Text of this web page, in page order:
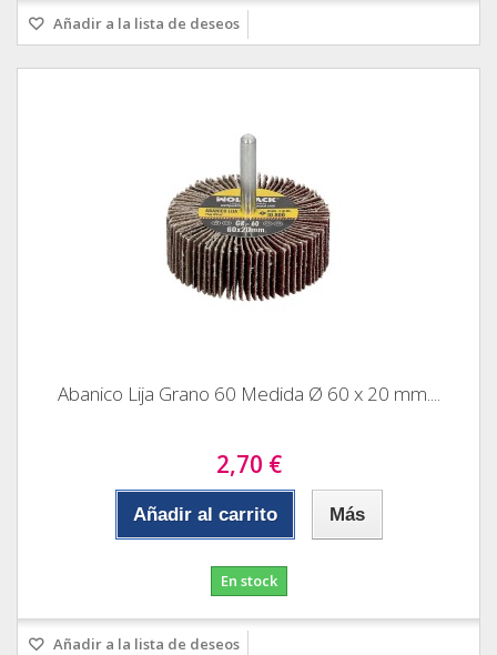
Añadir a la lista de deseos
Abanico Lija Grano 60 Medida Ø 60 x 20 mm....
2,70 €
Añadir al carrito Más
En stock
Añadir a la lista de deseos